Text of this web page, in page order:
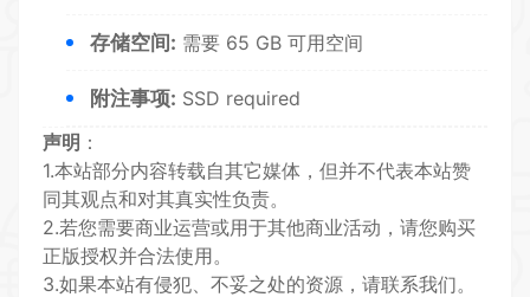
存储空间: 需要 65 GB 可用空间
附注事项: SSD required
声明 ：
1.本站部分内容转载自其它媒体，但并不代表本站赞
同其观点和对其真实性负责。
2.若您需要商业运营或用于其他商业活动，请您购买
正版授权并合法使用。
3.如果本站有侵犯、不妥之处的资源，请联系我们。